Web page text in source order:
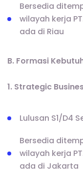
Bersedia
wilayah kerja
ada di Riau
B. Formasi
1. Strategic
Lulusan S1/D4
Bersedia
wilayah kerja
ada di Jakarta